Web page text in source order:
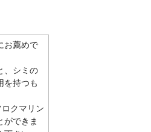
お薦めで
、シミの
を持つも
クマリン
ができま